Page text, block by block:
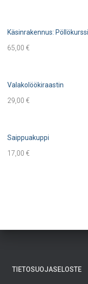
Käsinrakennus: Pöllökurssi
65,00 €
Valakolöökiraastin
29,00 €
Saippuakuppi
17,00 €
TIETOSUOJASELOSTE